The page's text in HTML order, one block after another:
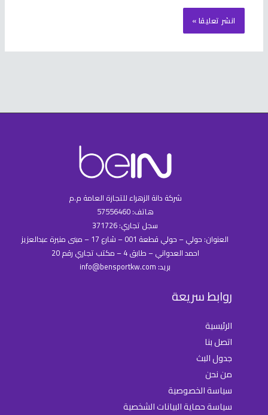
شركة دانة الزهراء للتجازة العامة م.م
هاتف: 57556460
سجل تجاري: 371726
العنوان: حولي – حولي قطعة 001 – شارع 17 – مبنى منيرة عبدالعزيز
احمد العدواني – طابق 4 – مكتب تجاري رقم 20
بريد: info@bensportkw.com
روابط سريعة
الرئيسية
اتصل بنا
جدول البث
من نحن
سياسة الخصوصية
سياسة حماية البيانات الشخصية